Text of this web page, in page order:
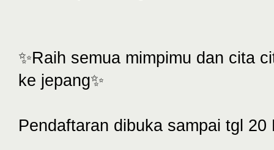
✨Raih semua mimpimu dan cita
ke jepang✨
Pendaftaran dibuka sampai tgl 20